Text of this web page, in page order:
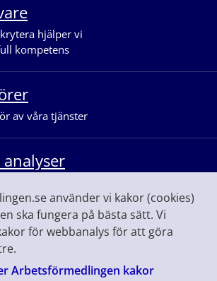
använder vi kakor (cookies)
ska fungera på bästa sätt. Vi
för webbanalys för att göra
Arbetsförmedlingen kakor
hjälper vi
kompetens
av våra tjänster